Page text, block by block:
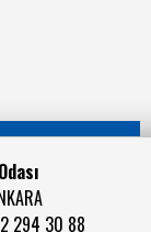
294 30 88